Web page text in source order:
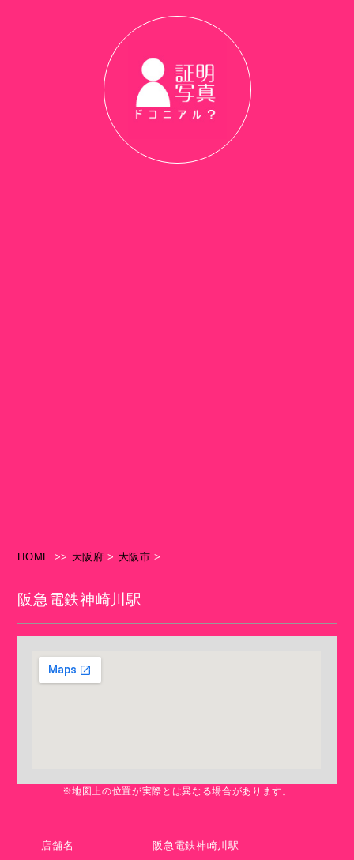
HOME >> 大阪府 > 大阪市 >
阪急電鉄神崎川駅
※地図上の位置が実際とは異なる場合があります。
店舗名 阪急電鉄神崎川駅